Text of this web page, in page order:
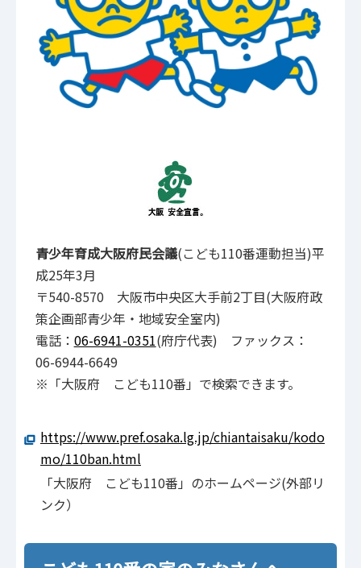
青少年育成大阪府民会議(こども110番運動担当)平
成25年3月
〒540-8570 大阪市中央区大手前2丁目(大阪府政
策企画部青少年・地域安全室内)
電話： 06-6941-0351(府庁代表) ファックス：
06-6944-6649
※「大阪府 こども110番」で検索できます。
https://www.pref.osaka.lg.jp/chiantaisaku/kodo
mo/110ban.html
「大阪府 こども110番」のホームページ(外部リ
ンク）